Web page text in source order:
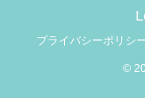
プライバシーポリシ
©